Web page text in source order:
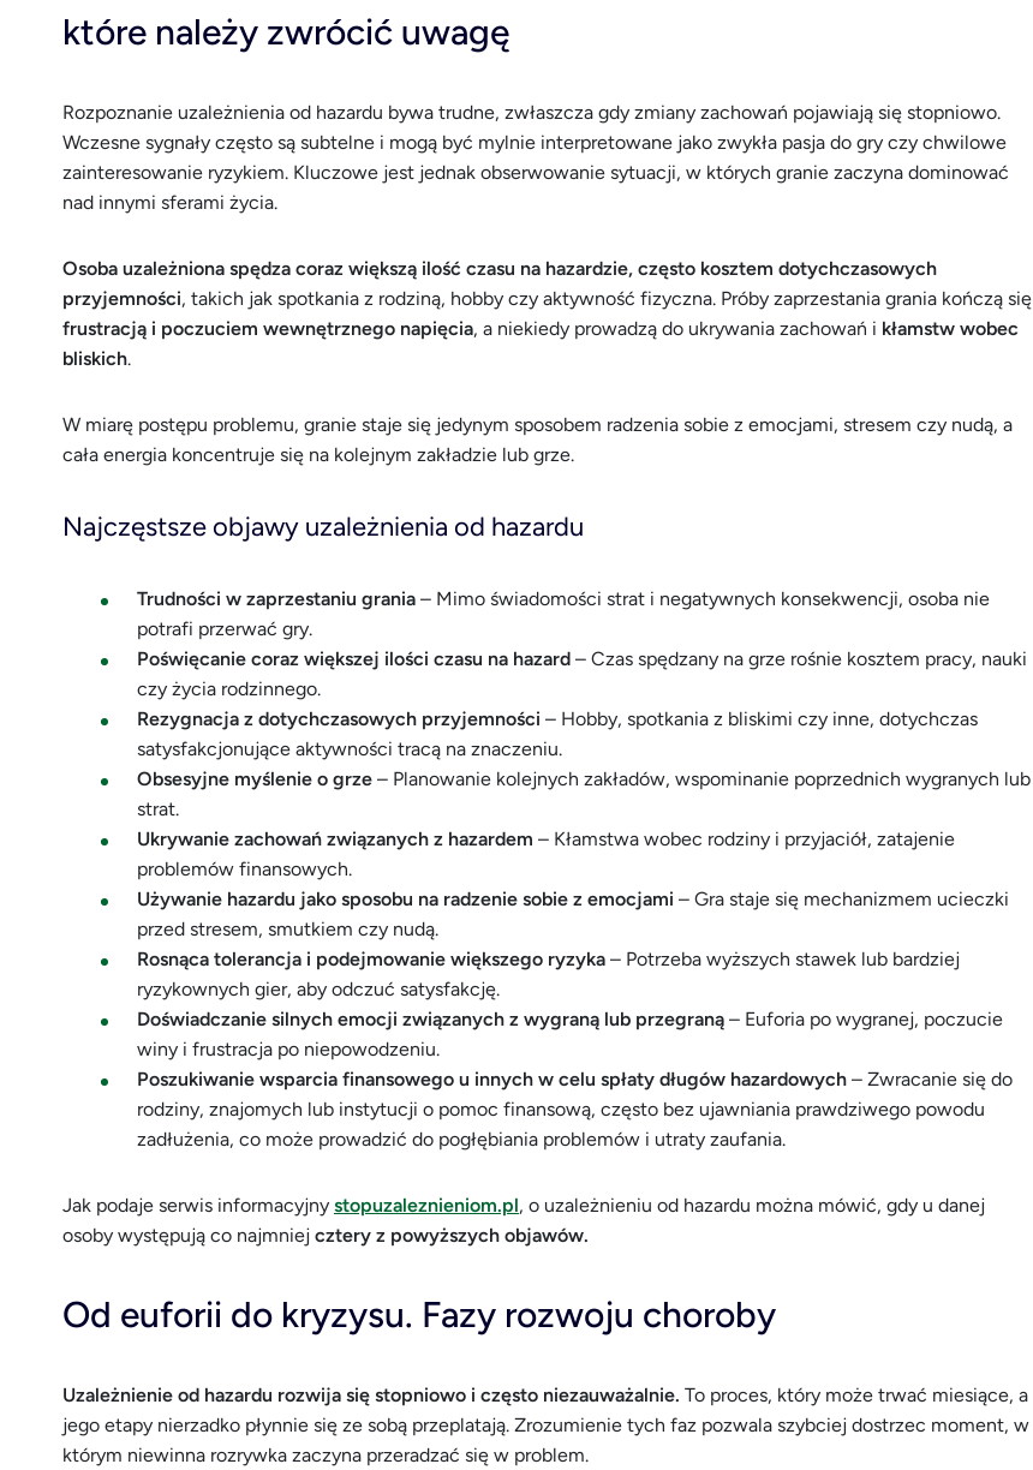
które należy zwrócić uwagę
Rozpoznanie uzależnienia od hazardu bywa trudne, zwłaszcza gdy zmiany zachowań pojawiają się stopniowo.
Wczesne sygnały często są subtelne i mogą być mylnie interpretowane jako zwykła pasja do gry czy chwilowe
zainteresowanie ryzykiem. Kluczowe jest jednak obserwowanie sytuacji, w których granie zaczyna dominować
nad innymi sferami życia.
Osoba uzależniona spędza coraz większą ilość czasu na hazardzie, często kosztem dotychczasowych
przyjemności, takich jak spotkania z rodziną, hobby czy aktywność fizyczna. Próby zaprzestania grania kończą się
frustracją i poczuciem wewnętrznego napięcia, a niekiedy prowadzą do ukrywania zachowań i kłamstw wobec
bliskich.
W miarę postępu problemu, granie staje się jedynym sposobem radzenia sobie z emocjami, stresem czy nudą, a
cała energia koncentruje się na kolejnym zakładzie lub grze.
Najczęstsze objawy uzależnienia od hazardu
Trudności w zaprzestaniu grania – Mimo świadomości strat i negatywnych konsekwencji, osoba nie
potrafi przerwać gry.
Poświęcanie coraz większej ilości czasu na hazard – Czas spędzany na grze rośnie kosztem pracy, nauki
czy życia rodzinnego.
Rezygnacja z dotychczasowych przyjemności – Hobby, spotkania z bliskimi czy inne, dotychczas
satysfakcjonujące aktywności tracą na znaczeniu.
Obsesyjne myślenie o grze – Planowanie kolejnych zakładów, wspominanie poprzednich wygranych lub
strat.
Ukrywanie zachowań związanych z hazardem – Kłamstwa wobec rodziny i przyjaciół, zatajenie
problemów finansowych.
Używanie hazardu jako sposobu na radzenie sobie z emocjami – Gra staje się mechanizmem ucieczki
przed stresem, smutkiem czy nudą.
Rosnąca tolerancja i podejmowanie większego ryzyka – Potrzeba wyższych stawek lub bardziej
ryzykownych gier, aby odczuć satysfakcję.
Doświadczanie silnych emocji związanych z wygraną lub przegraną – Euforia po wygranej, poczucie
winy i frustracja po niepowodzeniu.
Poszukiwanie wsparcia finansowego u innych w celu spłaty długów hazardowych – Zwracanie się do
rodziny, znajomych lub instytucji o pomoc finansową, często bez ujawniania prawdziwego powodu
zadłużenia, co może prowadzić do pogłębiania problemów i utraty zaufania.
Jak podaje serwis informacyjny stopuzaleznieniom.pl, o uzależnieniu od hazardu można mówić, gdy u danej
osoby występują co najmniej cztery z powyższych objawów.
Od euforii do kryzysu. Fazy rozwoju choroby
Uzależnienie od hazardu rozwija się stopniowo i często niezauważalnie. To proces, który może trwać miesiące, a
jego etapy nierzadko płynnie się ze sobą przeplatają. Zrozumienie tych faz pozwala szybciej dostrzec moment, w
którym niewinna rozrywka zaczyna przeradzać się w problem.